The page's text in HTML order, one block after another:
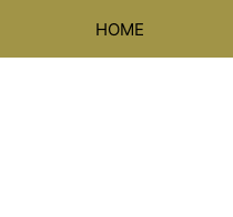
を
HOME